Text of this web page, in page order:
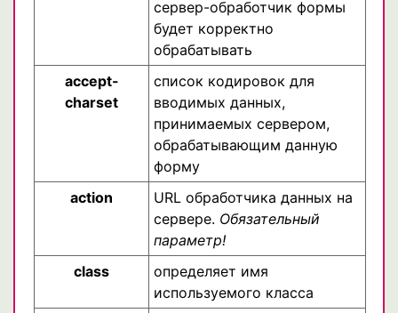
сервер-обработчик формы
будет корректно
обрабатывать
accept-
charset
список кодировок для
вводимых данных,
принимаемых сервером,
обрабатывающим данную
форму
action
URL обработчика данных на
сервере. Обязательный
параметр!
class
определяет имя
используемого класса